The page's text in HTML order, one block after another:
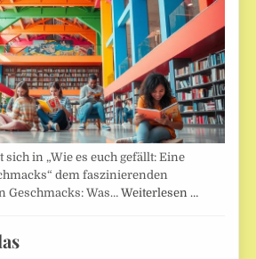
in „Wie es euch gefällt: Eine
dem faszinierenden
Geschmacks: Was…Weiterlesen …